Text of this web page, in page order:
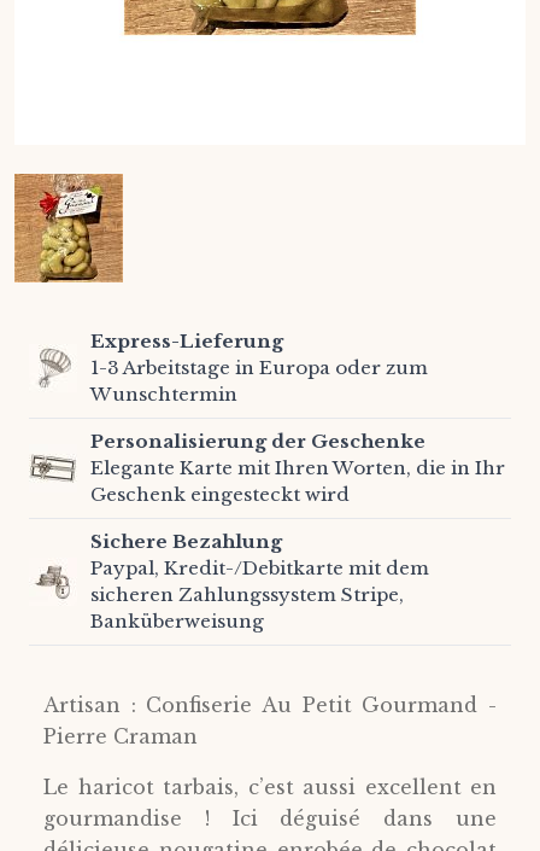
Express-Lieferung
1-3 Arbeitstage in Europa oder zum
Wunschtermin
Personalisierung der Geschenke
Elegante Karte mit Ihren Worten, die in Ihr
Geschenk eingesteckt wird
Sichere Bezahlung
Paypal, Kredit-/Debitkarte mit dem
sicheren Zahlungssystem Stripe,
Banküberweisung
Artisan : Confiserie Au Petit Gourmand -
Pierre Craman
Le haricot tarbais, c’est aussi excellent en
gourmandise ! Ici déguisé dans une